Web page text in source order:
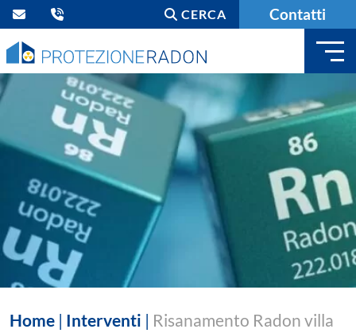
CERCA Contatti
Home | Interventi | Risanamento Radon villa